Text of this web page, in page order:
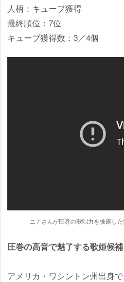
人柄：キューブ獲得
最終順位：7位
キューブ獲得数：3／4個
ニナさんが圧巻の歌唱力を披露し
圧巻の高音で魅了する歌姫候補
アメリカ・ワシントン州出身